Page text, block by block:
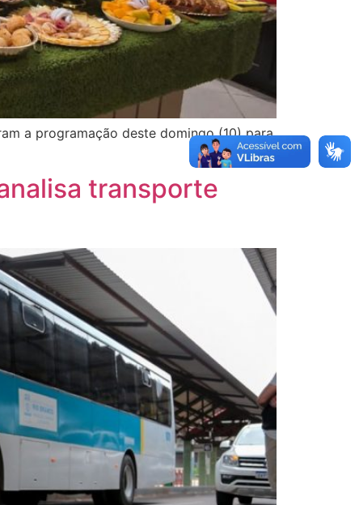
a programação deste domingo (10) para
transporte